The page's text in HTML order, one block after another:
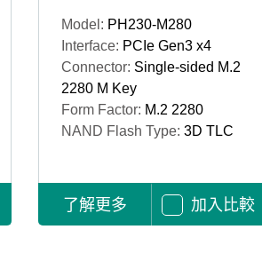
Model: PH230-M280
Interface: PCIe Gen3 x4
Connector: Single-sided M.2
2280 M Key
Form Factor: M.2 2280
NAND Flash Type: 3D TLC
了解更多 加入比較